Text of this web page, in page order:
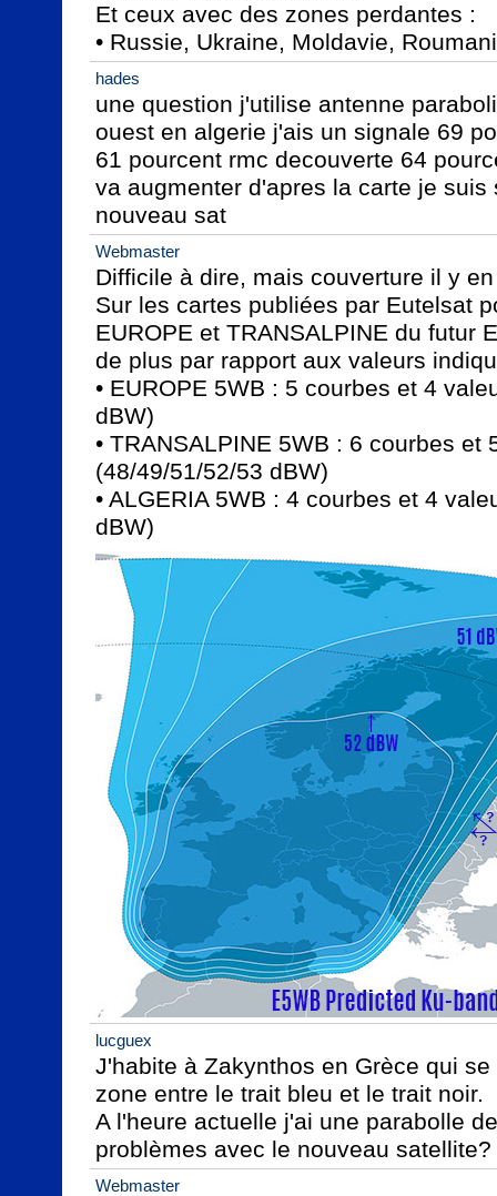
Et ceux avec des zones perdantes :
hades
une question j'utilise antenne
ouest en algerie j'ais un signale 69
61 pourcent rmc decouverte 64
va augmenter d'apres la carte je suis
nouveau sat
Webmaster
Difficile à dire, mais couverture il y
Sur les cartes publiées par Eutelsat
EUROPE et TRANSALPINE du futur
de plus par rapport aux valeurs
• EUROPE 5WB : 5 courbes et 4
dBW)
• TRANSALPINE 5WB : 6 courbes et
(48/49/51/52/53 dBW)
• ALGERIA 5WB : 4 courbes et 4
lucguex
J'habite à Zakynthos en Grèce qui
zone entre le trait bleu et le trait noir.
A l'heure actuelle j'ai une parabolle
problèmes avec le nouveau satellite?
Webmaster